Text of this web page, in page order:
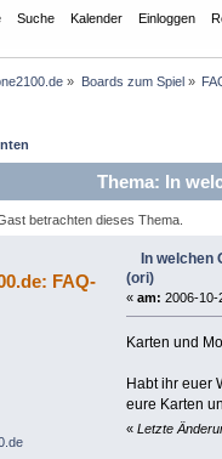
Suche Kalender Einloggen
» Boards zum Spiel»
Thema: In
betrachten dieses Thema.
FAQ-
In welchen
(ori)
« am: 2006-10-
Karten und
Habt ihr euer
eure Karten
« Letzte